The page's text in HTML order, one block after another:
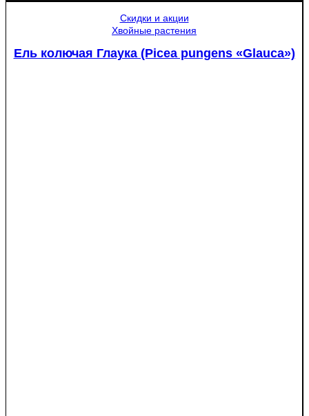
Скидки и акции
Хвойные растения
Ель колючая Глаука (Picea pungens «Glauca»)